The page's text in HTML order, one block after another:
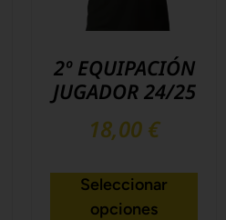
2º EQUIPACIÓN
JUGADOR 24/25
18,00 €
Seleccionar
opciones